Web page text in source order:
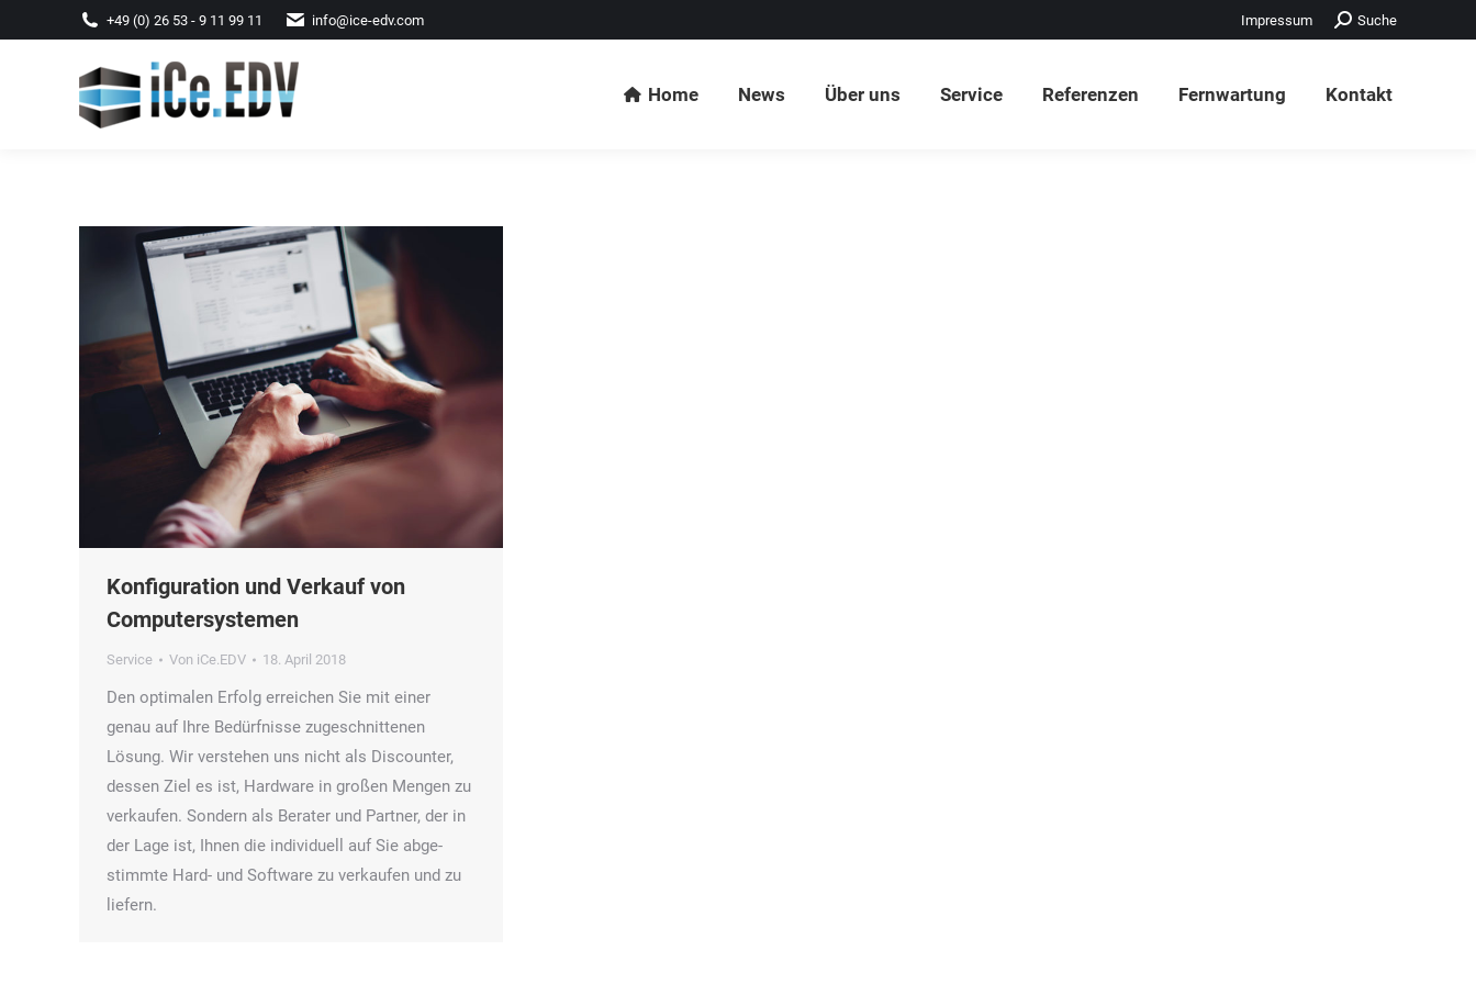
+49 (0) 26 53 - 9 11 99 11 info@ice-edv.com Impressum Search:
Suche
Home News Über uns Service Referenzen Fernwartung Kontakt
Konfiguration und Verkauf von
Computersystemen
Service Von iCe.EDV 18. April 2018
Den opti­ma­len Erfolg errei­chen Sie mit einer
genau auf Ihre Bedürf­nis­se zuge­schnit­te­nen
Lösung. Wir ver­ste­hen uns nicht als Dis­coun­ter,
des­sen Ziel es ist, Hard­ware in gro­ßen Men­gen zu
ver­kau­fen. Son­dern als Bera­ter und Part­ner, der in
der Lage ist, Ihnen die indi­vi­du­ell auf Sie abge­
stimm­te Hard- und Soft­ware zu ver­kau­fen und zu
liefern.
Home News Über uns Service Referenzen Fernwartung Kontakt